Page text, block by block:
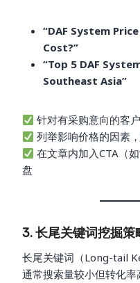
“DAF System
Cost?”
“Top 5 DAF
Southeast Asia”
针对有采购意向的客
列举影响价格的因素
在文章内加入CTA（
盘
3. 长尾关键词挖掘策
长尾关键词（Long-tail
通常搜索量较小但转化